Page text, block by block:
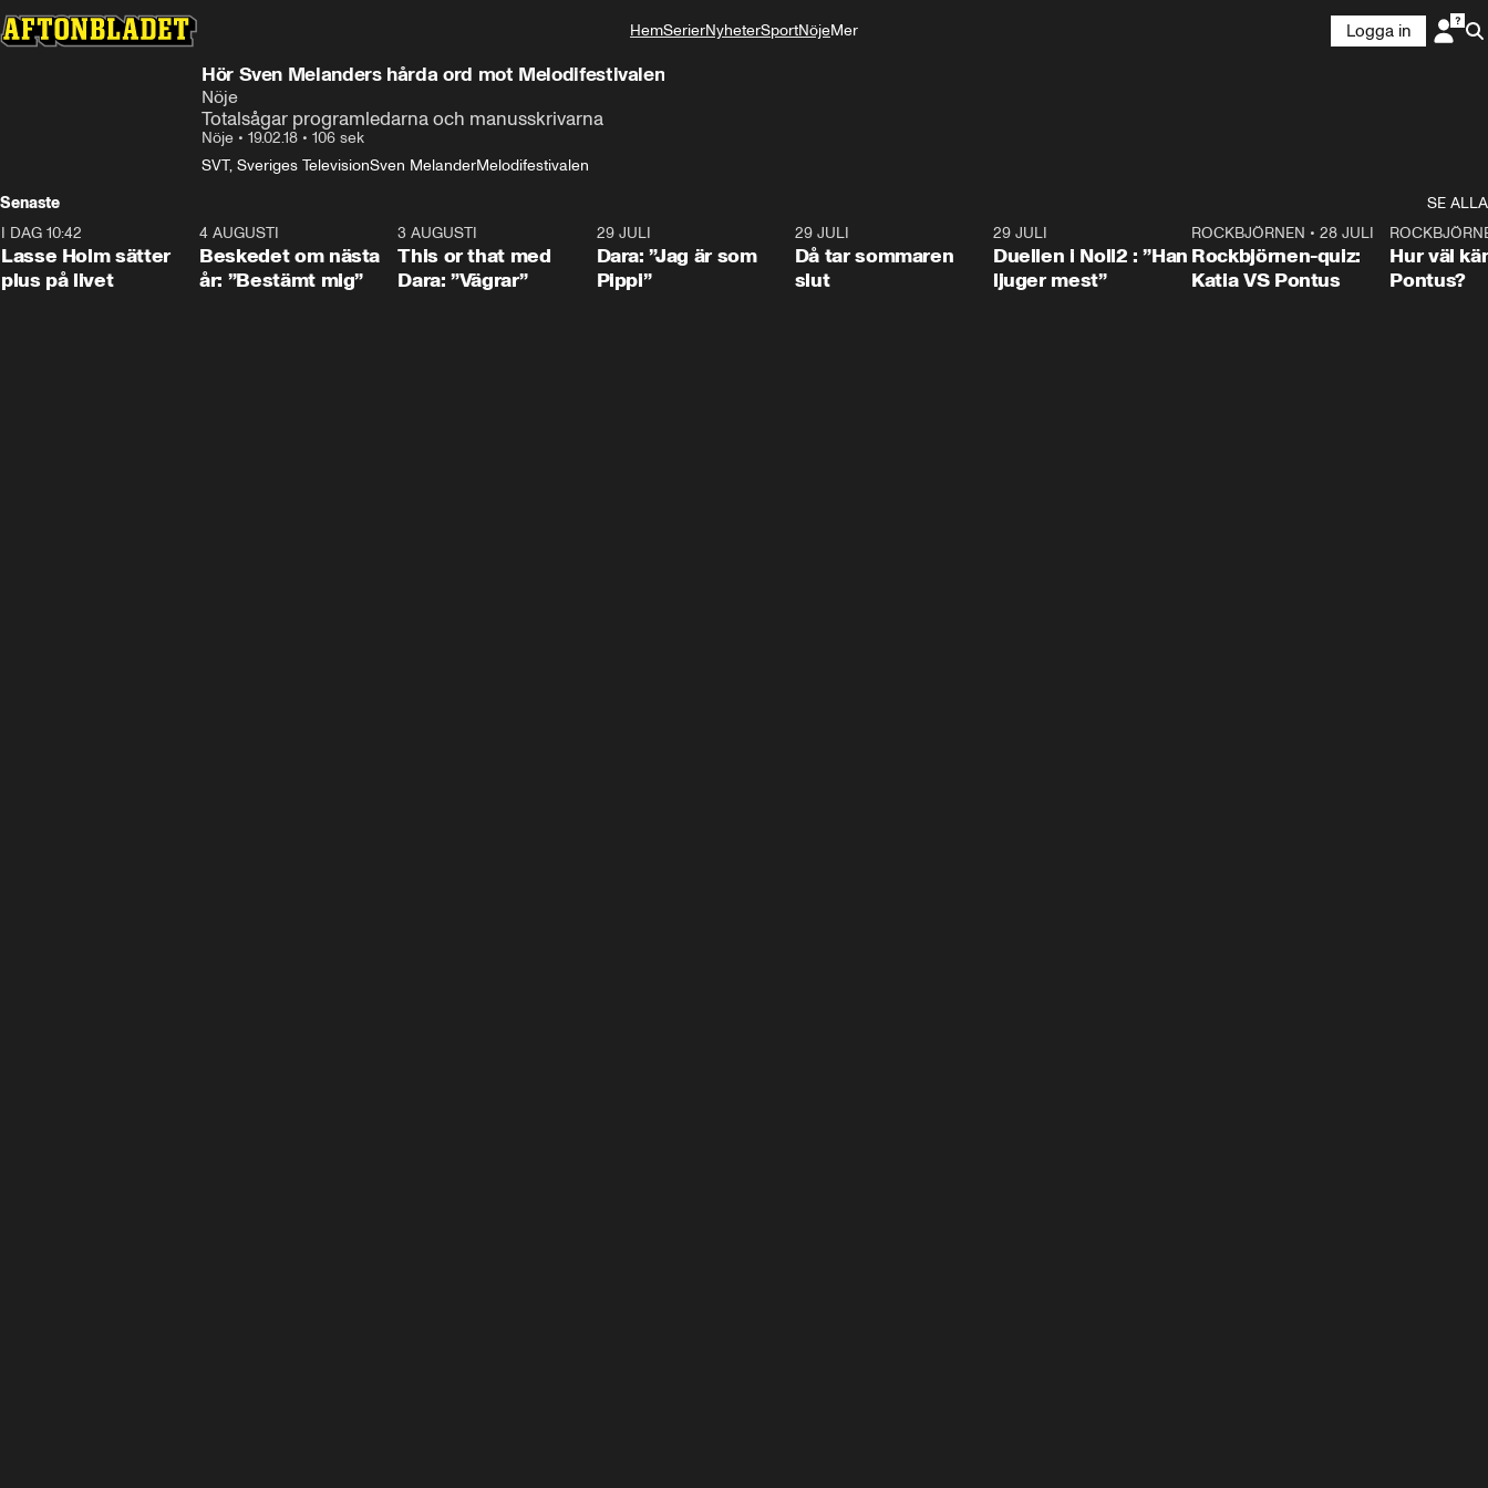
HemSerierNyheterSportNöjeMer
Logga in
Hör Sven Melanders hårda ord mot Melodifestivalen
Nöje
Totalsågar programledarna och manusskrivarna
Nöje • 19.02.18 • 106 sek
SVT, Sveriges TelevisionSven MelanderMelodifestivalen
Senaste
SE ALLA
1:04
I DAG 10:42
Lasse Holm sätter
plus på livet
0:24
4 AUGUSTI
Beskedet om nästa
år: ”Bestämt mig”
3 AUGUSTI
This or that med
Dara: ”Vägrar”
29 JULI
Dara: ”Jag är som
Pippi”
29 JULI
Då tar sommaren
slut
29 JULI
Duellen i Noll2 : ”Han
ljuger mest”
0:15
ROCKBJÖRNEN •28 JULI
Rockbjörnen-quiz:
Katia VS Pontus
Hur väl
Pontus?